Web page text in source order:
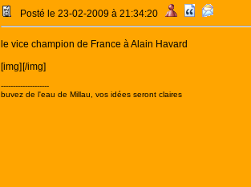
Posté le 23-02-2009 à 21:34:20
le vice champion de France à Alain Havard
[img] [/img]
--------------------
buvez de l'eau de Millau, vos idées seront claires